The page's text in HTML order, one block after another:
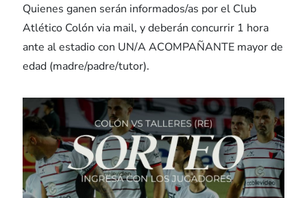
Quienes ganen serán informados/as por el Club
Atlético Colón via mail, y deberán concurrir 1 hora
ante al estadio con UN/A ACOMPAÑANTE mayor de
edad (madre/padre/tutor).